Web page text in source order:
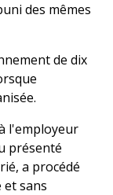
des mêmes
de dix
l'employeur
présenté
a procédé
sans